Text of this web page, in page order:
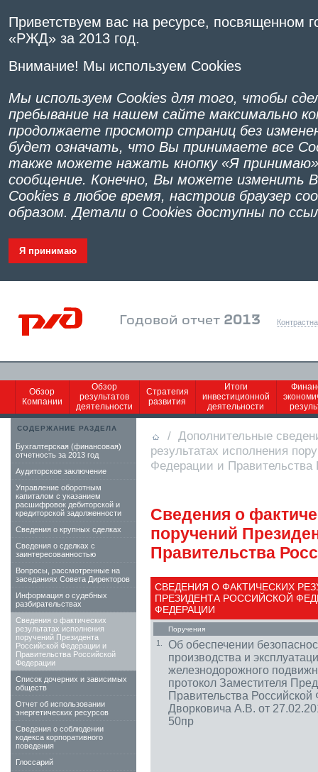
Приветствуем вас на ресурсе, посвященном
«РЖД» за 2013 год.
Внимание! Мы используем Cookies
Мы используем Cookies для того, чтобы
пребывание на нашем сайте максимально
продолжаете просмотр страниц без
будет означать, что Вы принимаете все
также можете нажать кнопку «Я
сообщение. Конечно, Вы можете изменить
Cookies в любое время, настроив браузер
образом. Детали о Cookies доступны по
Я принимаю
Годовой отчет 2013
Обзор
Компании
Обзор
результатов
деятельности
Стратегия
развития
Итоги
инвестиционной
деятельности
СОДЕРЖАНИЕ РАЗДЕЛА
Бухгалтерская (финансовая)
отчетность за 2013 год
Аудиторское заключение
Управление оборотным
капиталом с указанием
расшифровок дебиторской и
кредиторской задолженности
Сведения о крупных сделках
Сведения о сделках c
заинтересованностью
Вопросы, рассмотренные на
заседаниях Совета Директоров
Информация о судебных
разбирательствах
Сведения о фактических
результатах исполнения
поручений Президента
Российской Федерации и
Правительства Российской
Федерации
Список дочерних и зависимых
обществ
Отчет об использовании
энергетических ресурсов
Сведения о соблюдении
кодекса корпоративного
поведения
Глоссарий
/ Дополнительные
результатах исполнения
Федерации и
Сведения о
поручений
Правительства
СВЕДЕНИЯ О ФАКТИЧЕСКИХ
ПРЕЗИДЕНТА РОССИЙСКОЙ
ФЕДЕРАЦИИ
Поручения
1.
Об обеспечении
производства и
железнодорожного
протокол Заместителя
Правительства
Дворковича А.В. от
50пр